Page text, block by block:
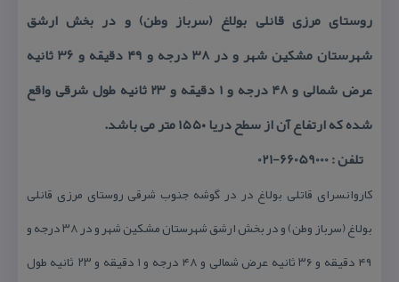
روستای مرزی قانلی بولاغ (سرباز وطن) و در بخش ارشق
شهرستان مشكین شهر و در ۳۸ درجه و ۴۹ دقیقه و ۳۶ ثانیه
عرض شمالی و ۴۸ درجه و ۱ دقیقه و ۲۳ ثانیه طول شرقی واقع
شده كه ارتفاع آن از سطح دریا ۱۵۵۰ متر می باشد.
تلفن : 66059000-021
كاروانسرای قاتلی بولاغ در در گوشه جنوب شرقی روستای مرزی قانلی
بولاغ (سرباز وطن) و در بخش ارشق شهرستان مشكین شهر و در ۳۸ درجه و
۴۹ دقیقه و ۳۶ ثانیه عرض شمالی و ۴۸ درجه و ۱ دقیقه و ۲۳ ثانیه طول